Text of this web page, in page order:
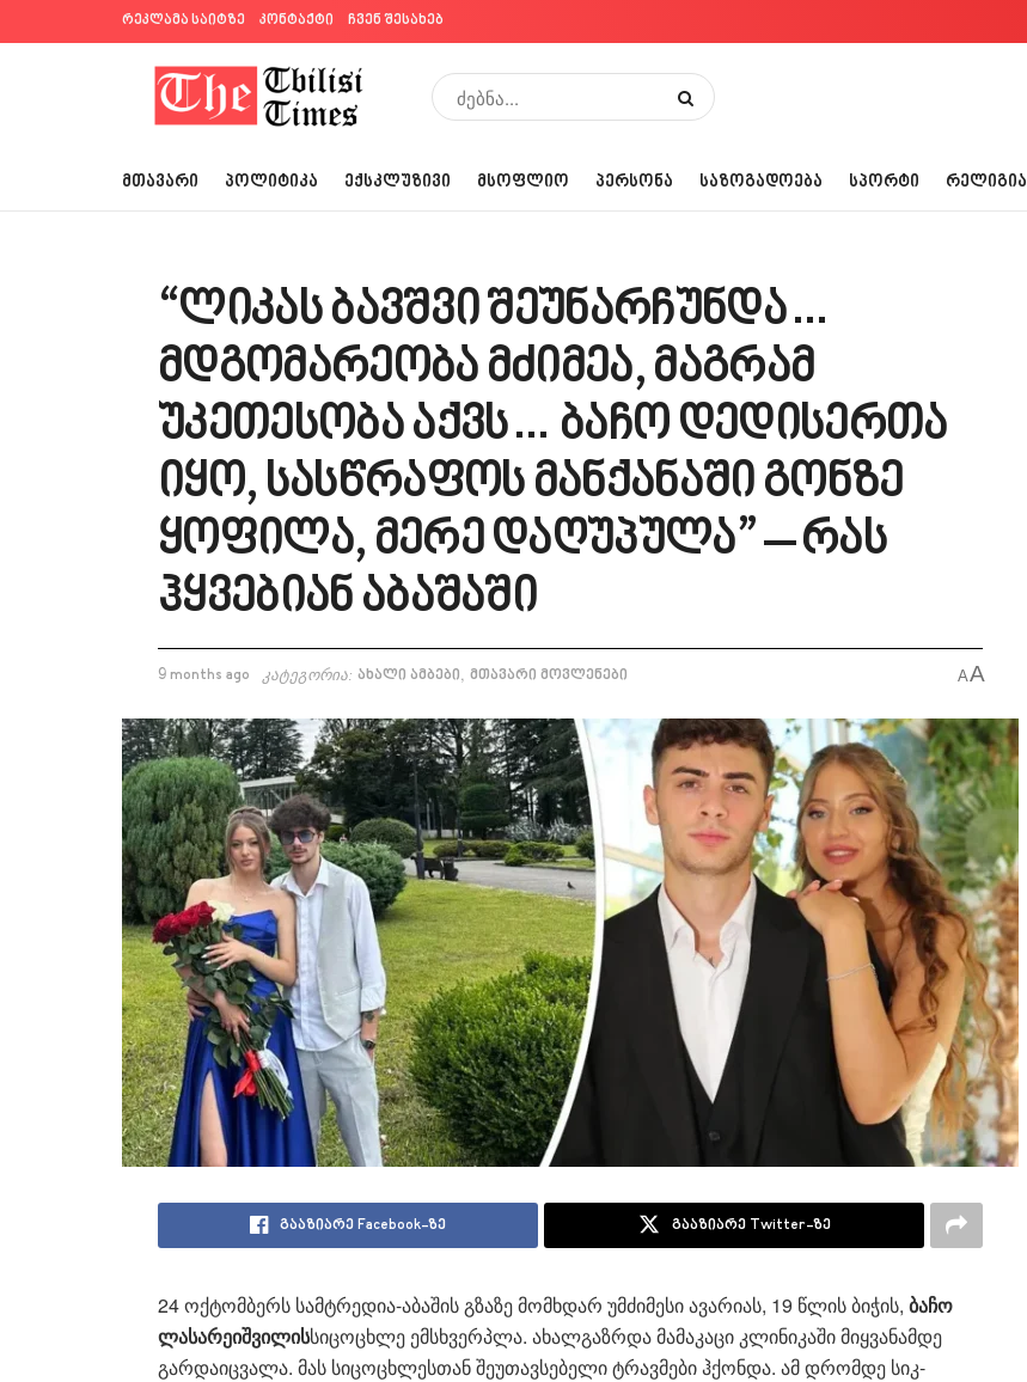
რეკლამა საიტზე კონტაქტი ჩვენ შესახებ
ᲛᲗᲐᲕᲐᲠᲘ ᲞᲝᲚᲘᲢᲘᲙᲐ ᲔᲥᲡᲙᲚᲣᲖᲘᲕᲘ ᲛᲡᲝᲤᲚᲘᲝ ᲞᲔᲠᲡᲝᲜᲐ ᲡᲐᲖᲝᲒᲐᲓᲝᲔᲑᲐ ᲡᲞᲝᲠᲢᲘ ᲠᲔᲚᲘᲒᲘᲐ
“ლიკას ბავშვი შეუნარჩუნდა…
მდგომარეობა მძიმეა, მაგრამ
უკეთესობა აქვს… ბაჩო დედისერთა
იყო, სასწრაფოს მანქანაში გონზე
ყოფილა, მერე დაღუპულა” – რას
ჰყვებიან აბაშაში
9 months ago კატეგორია: ახალი ამბები, მთავარი მოვლენები AA
გააზიარე Facebook-ზე გააზიარე Twitter-ზე
24 ოქ­ტომ­ბერს სამ­ტრე­დია-აბა­შის გზა­ზე მომ­ხდარ უმ­ძი­მე­სი ავა­რი­ას, 19 წლის ბი­ჭის, ბაჩო
ლა­სა­რე­იშ­ვი­ლისსი­ცო­ცხლე ემსხვერ­პლა. ახალ­გაზ­რდა მა­მა­კა­ცი კლი­ნი­კა­ში მიყ­ვა­ნამ­დე
გარ­და­იც­ვა­ლა. მას სი­ცო­ცხლეს­თან შე­უ­თავ­სე­ბე­ლი ტრავ­მე­ბი ჰქონ­და. ამ დრომ­დე სიკ­